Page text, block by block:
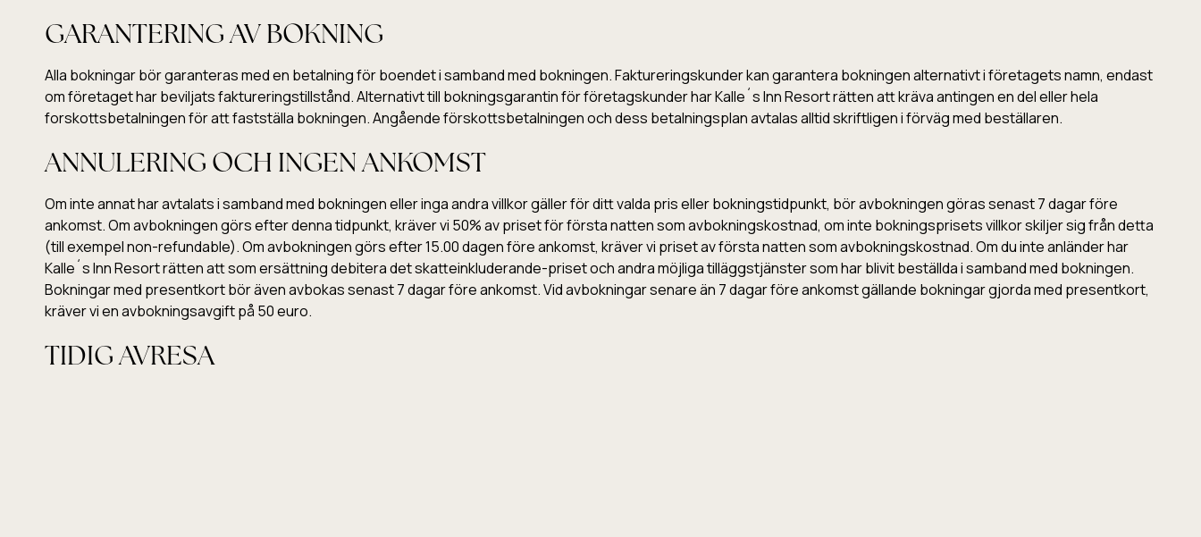
GARANTERING AV BOKNING
Alla bokningar bör garanteras med en betalning för boendet i samband med bokningen. Faktureringskunder kan garantera bokningen alternativt i företagets namn, endast
om företaget har beviljats faktureringstillstånd. Alternativt till bokningsgarantin för företagskunder har Kalle´s Inn Resort rätten att kräva antingen en del eller hela
forskottsbetalningen för att fastställa bokningen. Angående förskottsbetalningen och dess betalningsplan avtalas alltid skriftligen i förväg med beställaren.
ANNULERING OCH INGEN ANKOMST
Om inte annat har avtalats i samband med bokningen eller inga andra villkor gäller för ditt valda pris eller bokningstidpunkt, bör avbokningen göras senast 7 dagar före
ankomst. Om avbokningen görs efter denna tidpunkt, kräver vi 50% av priset för första natten som avbokningskostnad, om inte bokningsprisets villkor skiljer sig från detta
(till exempel non-refundable). Om avbokningen görs efter 15.00 dagen före ankomst, kräver vi priset av första natten som avbokningskostnad. Om du inte anländer har
Kalle´s Inn Resort rätten att som ersättning debitera det skatteinkluderande-priset och andra möjliga tilläggstjänster som har blivit beställda i samband med bokningen.
Bokningar med presentkort bör även avbokas senast 7 dagar före ankomst. Vid avbokningar senare än 7 dagar före ankomst gällande bokningar gjorda med presentkort,
kräver vi en avbokningsavgift på 50 euro.
TIDIG AVRESA